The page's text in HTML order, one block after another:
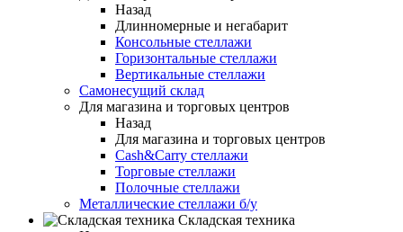
Назад
Длинномерные и негабарит
Консольные стеллажи
Горизонтальные стеллажи
Вертикальные стеллажи
Самонесущий склад
Для магазина и торговых центров
Назад
Для магазина и торговых центров
Cash&Carry стеллажи
Торговые стеллажи
Полочные стеллажи
Металлические стеллажи б/у
Складская техника